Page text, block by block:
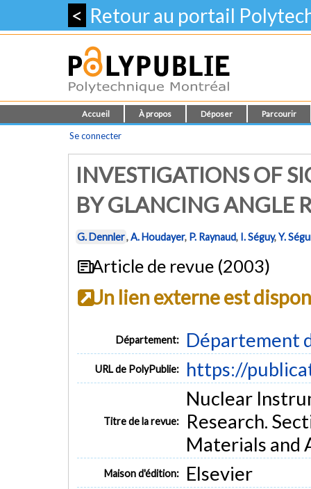
< Retour au portail
Accueil À propos Déposer Parcourir
Se connecter
INVESTIGATIONS OF
BY GLANCING ANGLE
G. Dennler,A. Houdayer, P. Raynaud, I. Séguy,Y.
Article de revue (2003)
Un lien externe est
Département: Département
URL de PolyPublie: https://
Titre de la revue:
Nuclear
Research.
Materials and
Maison d'édition: Elsevier